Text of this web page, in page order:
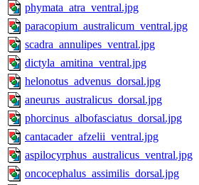
phymata_atra_ventral.jpg
paracopium_australicum_ventral.jpg
scadra_annulipes_ventral.jpg
dictyla_amitina_ventral.jpg
helonotus_advenus_dorsal.jpg
aneurus_australicus_dorsal.jpg
phorcinus_albofasciatus_dorsal.jpg
cantacader_afzelii_ventral.jpg
aspilocyrphus_australicus_ventral.jpg
oncocephalus_assimilis_dorsal.jpg